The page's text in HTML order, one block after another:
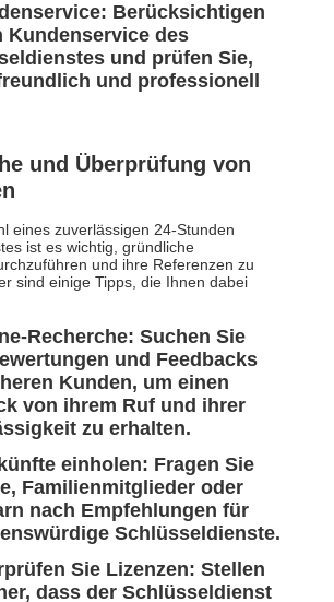
Berücksichtigen
Kundenservice des
und prüfen Sie,
und professionell
und Überprüfung von
eines zuverlässigen 24-Stunden
ist es wichtig, gründliche
und ihre Referenzen zu
sind einige Tipps, die Ihnen dabei
Recherche: Suchen Sie
und Feedbacks
Kunden, um einen
von ihrem Ruf und ihrer
zu erhalten.
einholen: Fragen Sie
Familienmitglieder oder
nach Empfehlungen für
Schlüsseldienste.
Sie Lizenzen: Stellen
dass der Schlüsseldienst